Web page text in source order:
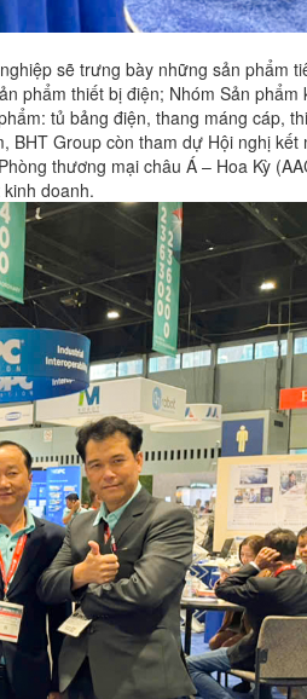
sẽ trưng bày những sản phẩm
phẩm thiết bị điện; Nhóm Sản phẩm
tủ bảng điện, thang máng cáp,
Group còn tham dự Hội nghị kết
thương mại châu Á – Hoa Kỳ
doanh.